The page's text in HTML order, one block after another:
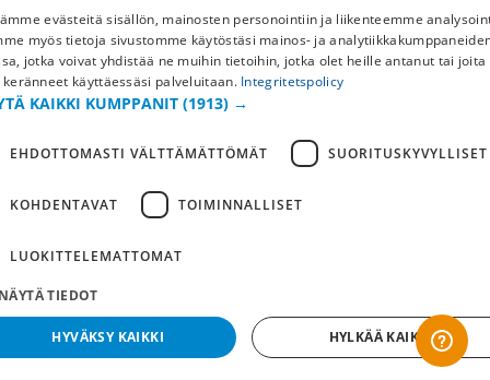
FI
evästeitä sisällön, mainosten personointiin ja liikenteemme
myös tietoja sivustomme käytöstäsi mainos- ja
jotka voivat yhdistää ne muihin tietoihin, jotka olet heille antanut tai joita
keränneet käyttäessäsi palveluitaan. Integritetspolicy
KAIKKI KUMPPANIT (1913) →
EHDOTTOMASTI VÄLTTÄMÄTTÖMÄT SUORITUSKYVYLLISET
KOHDENTAVAT TOIMINNALLISET
LUOKITTELEMATTOMAT
TIEDOT
HYVÄKSY KAIKKI HYLKÄÄ KAIKKI